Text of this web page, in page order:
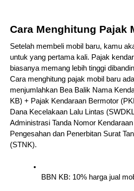
Cara Menghitung Pajak
Setelah membeli mobil baru, kamu
untuk yang pertama kali. Pajak
biasanya memang lebih tinggi
Cara menghitung pajak mobil baru
menjumlahkan Bea Balik Nama
KB) + Pajak Kendaraan Bermotor
Dana Kecelakaan Lalu Lintas
Administrasi Tanda Nomor
Pengesahan dan Penerbitan Surat
(STNK).
BBN KB: 10% harga jual